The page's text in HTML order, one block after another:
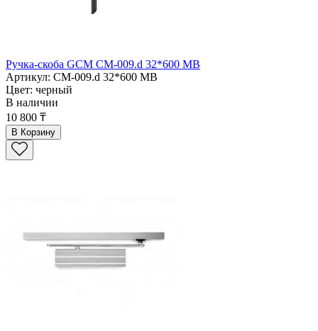
Ручка-скоба GCM СМ-009.d 32*600 MB
Артикул: СМ-009.d 32*600 MB
Цвет: черный
В наличии
10 800 ₸
В Корзину